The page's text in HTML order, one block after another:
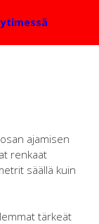
ajamisen
renkaat
säällä kuin
tärkeät